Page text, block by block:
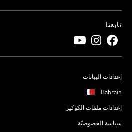
تابعنا
إعدادات البيانات
Bahrain
إعدادات ملفات الكوكيز
سياسة الخصوصيّة